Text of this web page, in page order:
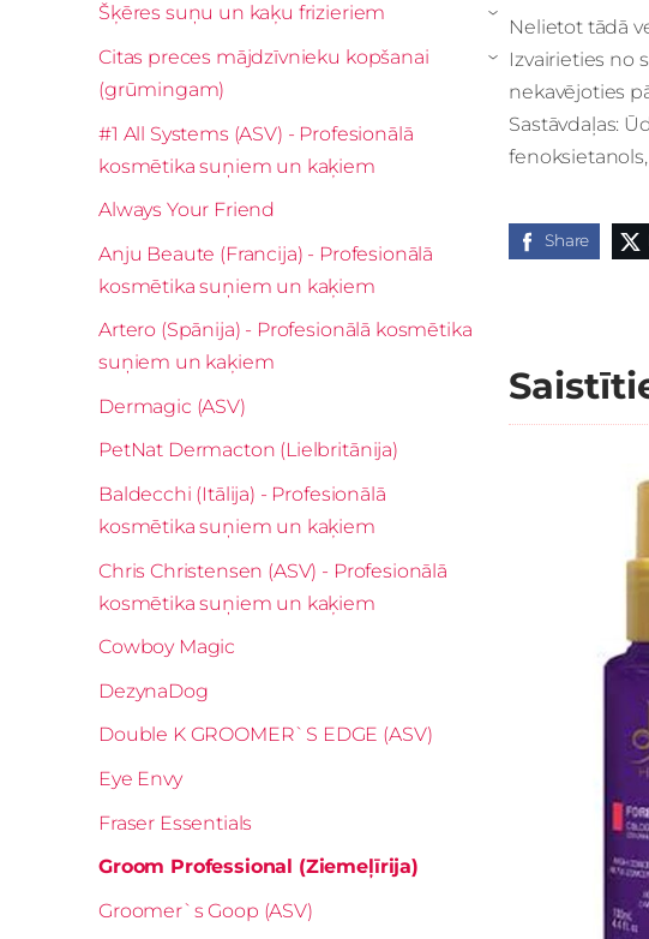
Šķēres suņu un kaķu frizieriem
›
Citas preces mājdzīvnieku kopšanai
(grūmingam)
›
#1 All Systems (ASV) - Profesionālā
kosmētika suņiem un kaķiem
Always Your Friend
Anju Beaute (Francija) - Profesionālā
kosmētika suņiem un kaķiem
Artero (Spānija) - Profesionālā kosmētika
suņiem un kaķiem
Dermagic (ASV)
PetNat Dermacton (Lielbritānija)
Baldecchi (Itālija) - Profesionālā
kosmētika suņiem un kaķiem
Chris Christensen (ASV) - Profesionālā
kosmētika suņiem un kaķiem
Cowboy Magic
DezynaDog
Double K GROOMER`S EDGE (ASV)
Eye Envy
Fraser Essentials
Groom Professional (Ziemeļīrija)
Groomer`s Goop (ASV)
Nelietot tādā
Izvairieties no
nekavējoties
Sastāvdaļas:
Share